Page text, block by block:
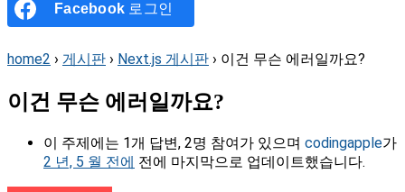
Facebook 로그인
home2 › 게시판 › Next.js 게시판 › 이건 무슨 에러일까요?
이건 무슨 에러일까요?
이 주제에는 1개 답변, 2명 참여가 있으며 codingapple가
2 년, 5 월 전에 전에 마지막으로 업데이트했습니다.